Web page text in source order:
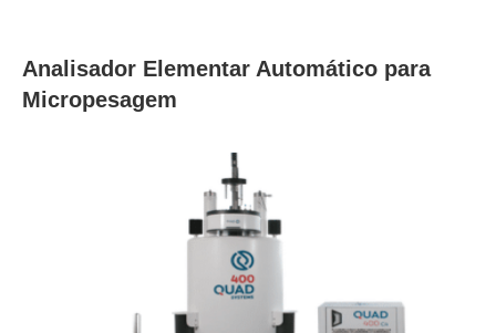
Analisador Elementar Automático para
Micropesagem